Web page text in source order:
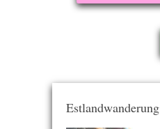
Estlandwanderung